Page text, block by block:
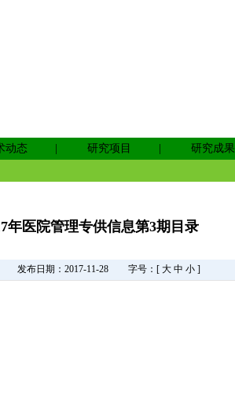
动态 研究项目 研究成果
年医院管理专供信息第3期目录
发布日期：2017-11-28 字号：[ 大 中 小 ]